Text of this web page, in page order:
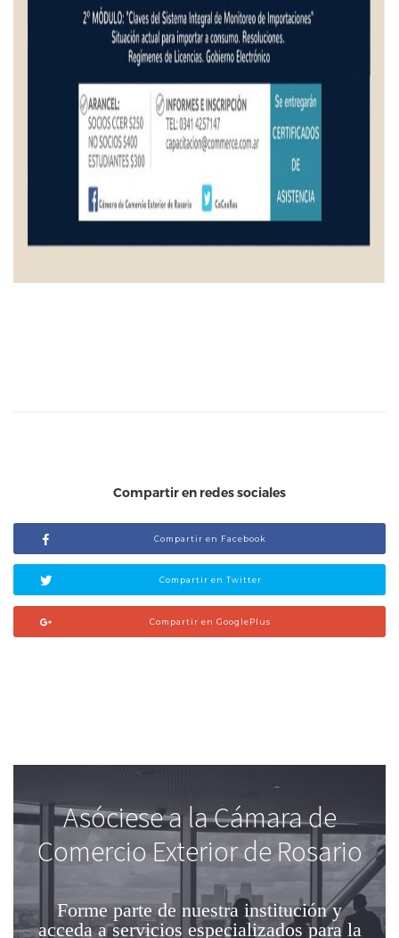
Compartir en redes sociales
Compartir en Facebook
Compartir en Twitter
Compartir en GooglePlus
Asóciese a la Cámara de
Comercio Exterior de Rosario
Forme parte de nuestra institucióny
acceda a servicios especializados para la